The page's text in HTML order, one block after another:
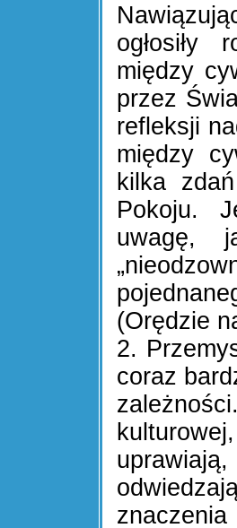
ogłosiły
między
przez
refleksji
między
kilka
Pokoju.
uwagę,
(Orędzie
2.
coraz